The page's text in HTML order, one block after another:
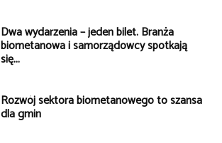
Dwa wydarzenia – jeden bilet. Branża
biometanowa i samorządowcy spotkają
się...
Rozwój sektora biometanowego to szansa
dla gmin